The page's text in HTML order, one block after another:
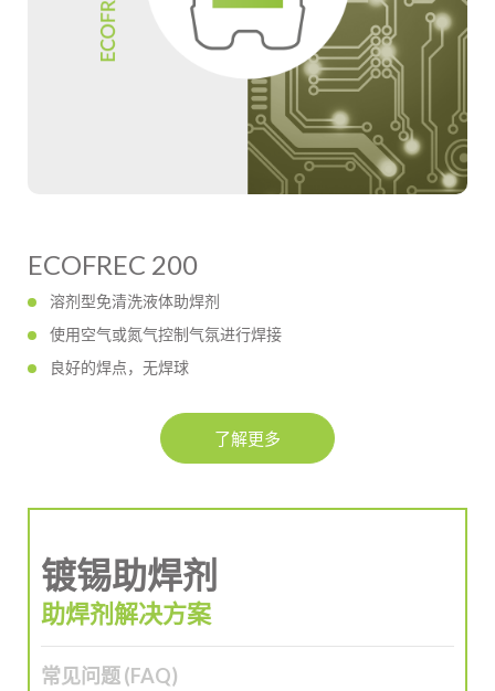
ECOFREC 200
溶剂型免清洗液体助焊剂
使用空气或氮气控制气氛进行焊接
良好的焊点，无焊球
了解更多
镀锡助焊剂
助焊剂解决方案
常见问题 (FAQ)